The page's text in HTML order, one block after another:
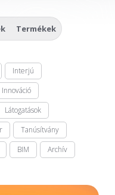
Termékek
Interjú
Innováció
Látogatások
Tanúsítvány
BIM Archív